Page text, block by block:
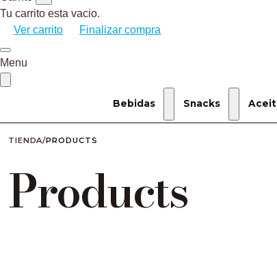
Tu carrito esta vacio.
Ver carrito
Finalizar compra
Menu
Bebidas Snacks
TIENDA/PRODUCTS
Products